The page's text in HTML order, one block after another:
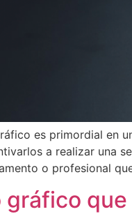
es primordial en
a realizar una
o profesional